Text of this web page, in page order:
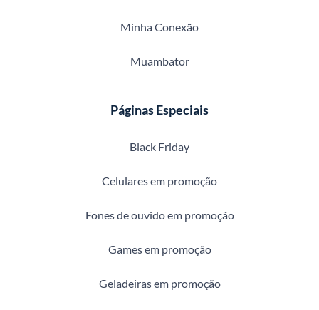
Minha Conexão
Muambator
Páginas Especiais
Black Friday
Celulares em promoção
Fones de ouvido em promoção
Games em promoção
Geladeiras em promoção